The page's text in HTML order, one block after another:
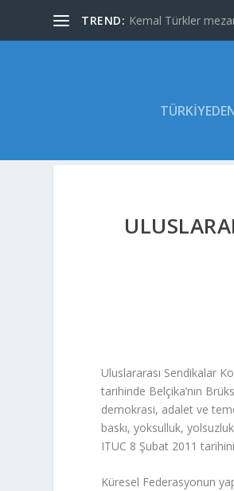
TREND: Kemal Türkler
Uluslararası Sendikalar
tarihinde Belçika’nın
demokrasi, adalet ve
baskı, yoksulluk,
ITUC 8 Şubat 2011
Küresel Federasyonun